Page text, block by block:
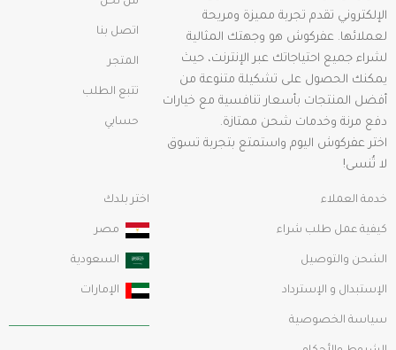
الإلكتروني تقدم تجربة مميزة ومريحة
لعملائها. عفركوش هو وجهتك المثالية
لشراء جميع احتياجاتك عبر الإنترنت، حيث
يمكنك الحصول على تشكيلة متنوعة من
أفضل المنتجات بأسعار تنافسية مع خيارات
دفع مرنة وخدمات شحن ممتازة.
اختر عفركوش اليوم واستمتع بتجربة تسوق
لا تُنسى!
اتصل بنا
المتجر
تتبع الطلب
حسابي
خدمة العملاء
كيفية عمل طلب شراء
الشحن والتوصيل
الإستبدال و الإسترداد
سياسة الخصوصية
اختر بلدك
مصر
السعودية
الإمارات